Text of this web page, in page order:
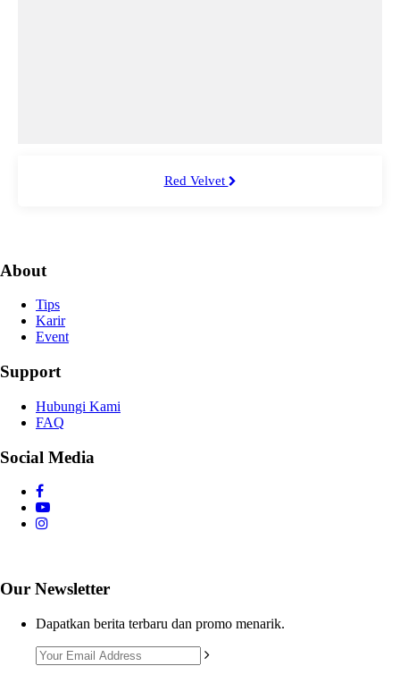
Red Velvet
About
Tips
Karir
Event
Support
Hubungi Kami
FAQ
Social Media
Our Newsletter
Dapatkan berita terbaru dan promo menarik.